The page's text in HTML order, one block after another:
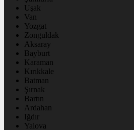
Uşak
Van
Yozgat
Zonguldak
Aksaray
Bayburt
Karaman
Kırıkkale
Batman
Şırnak
Bartın
Ardahan
Iğdır
Yalova